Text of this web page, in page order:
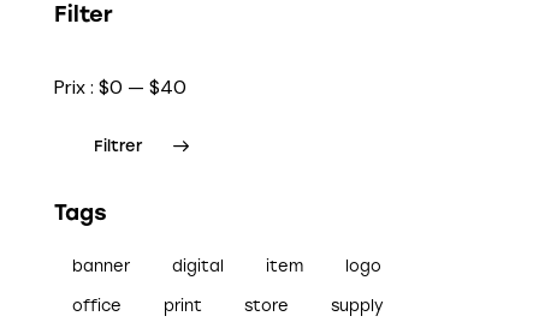
Filter
Filtrer
Prix : $0 — $40
Tags
banner digital item logo
office print store supply